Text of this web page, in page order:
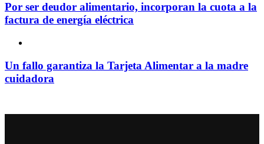
Por ser deudor alimentario, incorporan la cuota a la
factura de energía eléctrica
Un fallo garantiza la Tarjeta Alimentar a la madre
cuidadora